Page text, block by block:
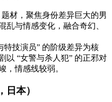
题材，聚焦身份差异巨大的男
乱与情感变化，融合奇幻、
特技演员” 的阶级差异为核
以 “女警与杀人犯” 的正邪对
，情感线较弱。
日本）